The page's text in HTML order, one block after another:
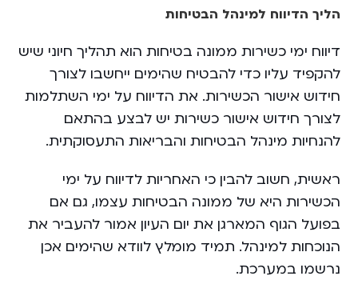
הליך הדיווח למינהל הבטיחות
דיווח ימי כשירות ממונה בטיחות הוא תהליך חיוני שיש
להקפיד עליו כדי להבטיח שהימים ייחשבו לצורך
חידוש אישור הכשירות. את הדיווח על ימי השתלמות
לצורך חידוש אישור כשירות יש לבצע בהתאם
להנחיות מינהל הבטיחות והבריאות התעסוקתית.
ראשית, חשוב להבין כי האחריות לדיווח על ימי
הכשירות היא של ממונה הבטיחות עצמו, גם אם
בפועל הגוף המארגן את יום העיון אמור להעביר את
הנוכחות למינהל. תמיד מומלץ לוודא שהימים אכן
נרשמו במערכת.